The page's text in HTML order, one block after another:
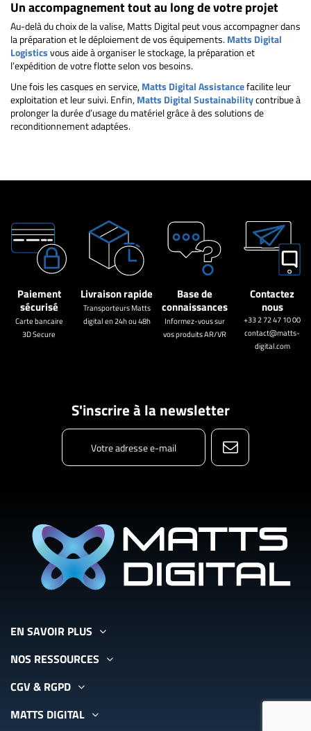
Un accompagnement tout au long de votre projet
Au-delà du choix de la valise, Matts Digital peut vous accompagner dans
la préparation et le déploiement de vos équipements.Matts Digital
Logisticsvous aide à organiser le stockage, la préparation et
l’expédition de votre flotte selon vos besoins.
Une fois les casques en service,Matts Digital Assistancefacilite leur
exploitation et leur suivi. Enfin,Matts Digital Sustainabilitycontribue à
prolonger la durée d’usage du matériel grâce à des solutions de
reconditionnement adaptées.
Paiement
sécurisé
Carte bancaire
3D Secure
Livraison rapide
Transporteurs Matts
digital en 24h ou 48h
Base de
connaissances
Informez-vous sur
vos produits AR/VR
Contactez
nous
+33 2 72 47 10 00
contact@matts-
digital.com
S'inscrire à la newsletter
EN SAVOIR PLUS
NOS RESSOURCES
CGV & RGPD
MATTS DIGITAL